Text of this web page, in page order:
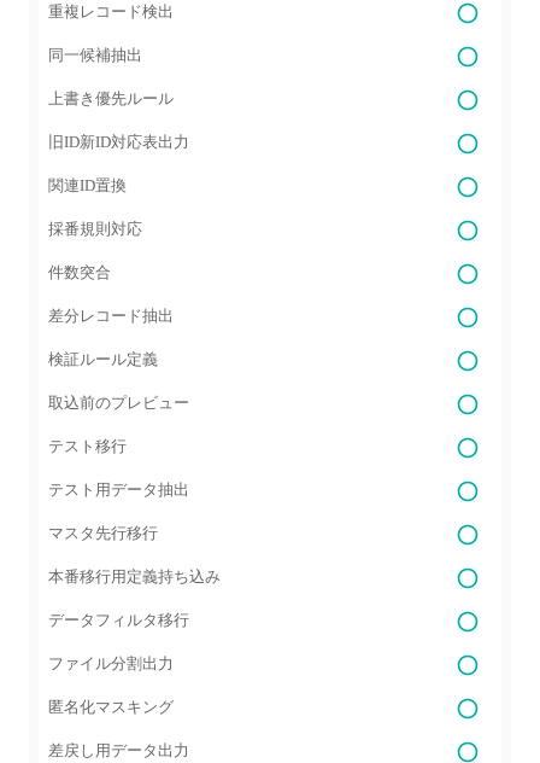
重複レコード検出
同一候補抽出
上書き優先ルール
旧ID新ID対応表出力
関連ID置換
採番規則対応
件数突合
差分レコード抽出
検証ルール定義
取込前のプレビュー
テスト移行
テスト用データ抽出
マスタ先行移行
本番移行用定義持ち込み
データフィルタ移行
ファイル分割出力
匿名化マスキング
差戻し用データ出力